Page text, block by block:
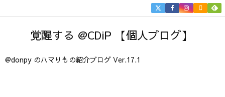
覚醒する @CDiP 【個人ブログ】
@donpy のハマりもの紹介ブログ Ver.17.1

